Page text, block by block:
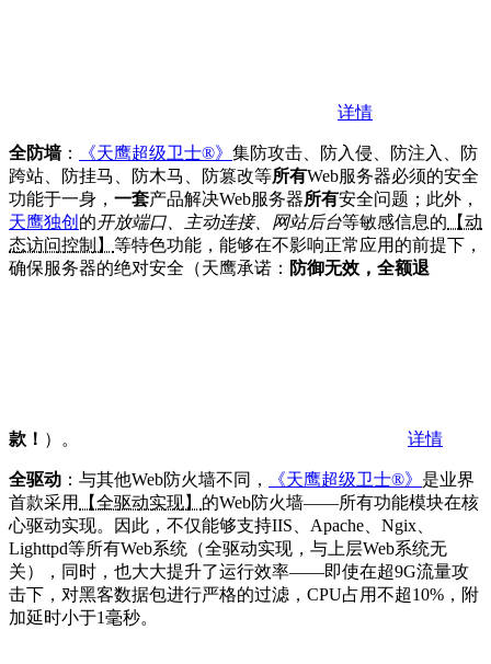
详情
全防墙： 《天鹰超级卫士®》 集防攻击、防入侵、防注入、防
跨站、防挂马、防木马、防篡改等所有Web服务器必须的安全
功能于一身， 一套产品解决Web服务器所有安全问题；此外，
天鹰独创 的开放端口、主动连接、网站后台等敏感信息的 【动
态访问控制】 等特色功能，能够在不影响正常应用的前提下，
确保服务器的绝对安全（天鹰承诺： 防御无效，全额退
款！ ）。 详情
全驱动 ：与其他Web防火墙不同， 《天鹰超级卫士®》 是业界
首款采用
【全驱动实现】 的Web防火墙——所有功能模块在核
心驱动实现。因此，不仅能够支持IIS、Apache、Ngix、
Lighttpd等所有Web系统（全驱动实现，与上层Web系统无
关），同时，也大大提升了运行效率——即使在超9G流量攻
击下，对黑客数据包进行严格的过滤，CPU占用不超10%，附
加延时小于1毫秒。